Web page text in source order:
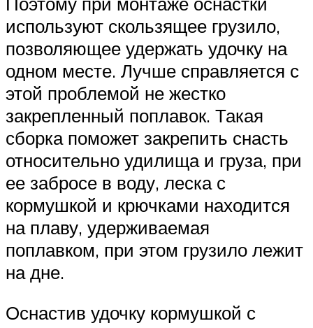
используют скользящее грузило,
позволяющее удержать удочку на
одном месте. Лучше справляется с
этой проблемой не жестко
закрепленный поплавок. Такая
сборка поможет закрепить снасть
относительно удилища и груза, при
ее забросе в воду, леска с
кормушкой и крючками находится
на плаву, удерживаемая
поплавком, при этом грузило лежит
на дне.
Оснастив удочку кормушкой с